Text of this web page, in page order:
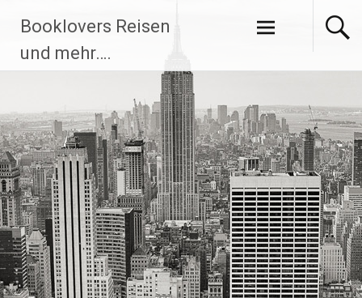
Inhalt
springen
Booklovers Reisen
und mehr….